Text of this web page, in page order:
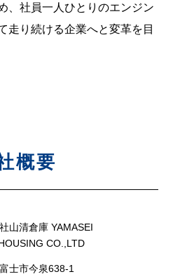
、社員一人ひとりのエンジン
走り続ける企業へと変革を目
概要
山清倉庫 YAMASEI
CO.,LTD
士市今泉638-1